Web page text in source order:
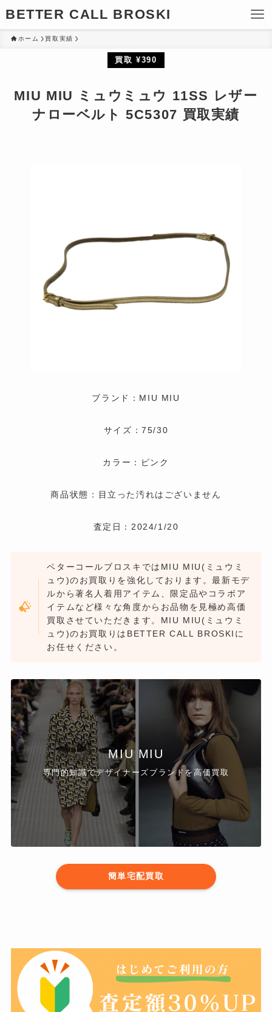
BETTER CALL BROSKI
ホーム 買取実績
買取 ¥390
MIU MIU ミュウミュウ 11SS レザー
ナローベルト 5C5307 買取実績
ブランド：MIU MIU
サイズ：75/30
カラー：ピンク
商品状態：目立った汚れはございません
査定日：2024/1/20
ベターコールブロスキではMIU MIU(ミュウミ
ュウ)のお買取りを強化しております。最新モデ
ルから著名人着用アイテム、限定品やコラボア
イテムなど様々な角度からお品物を見極め高価
買取させていただきます。MIU MIU(ミュウミ
ュウ)のお買取りはBETTER CALL BROSKIに
お任せください。
MIU MIU
専門的知識でデザイナーズブランドを高価買取
簡単宅配買取